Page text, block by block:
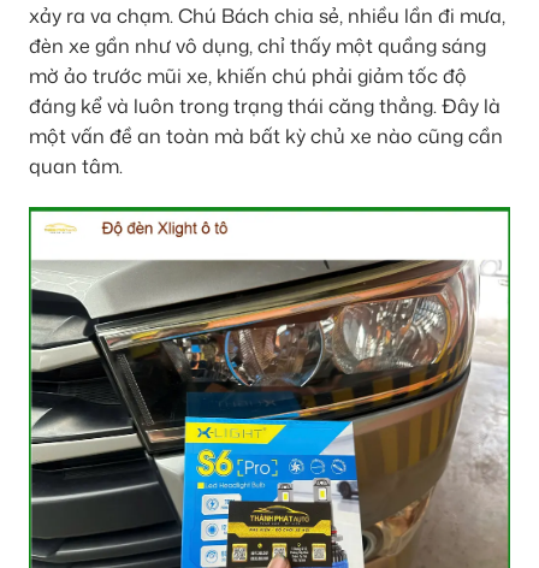
xảy ra va chạm. Chú Bách chia sẻ, nhiều lần đi mưa,
đèn xe gần như vô dụng, chỉ thấy một quầng sáng
mờ ảo trước mũi xe, khiến chú phải giảm tốc độ
đáng kể và luôn trong trạng thái căng thẳng. Đây là
một vấn đề an toàn mà bất kỳ chủ xe nào cũng cần
quan tâm.